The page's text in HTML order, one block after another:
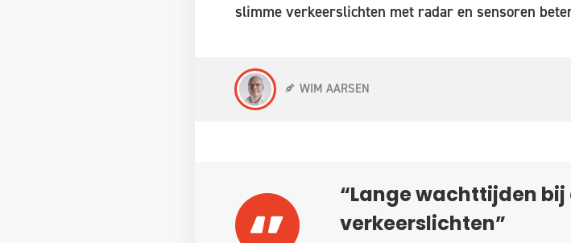
slimme verkeerslichten met radar en sensoren
WIM AARSEN
“Lange wachttijden bij
verkeerslichten”